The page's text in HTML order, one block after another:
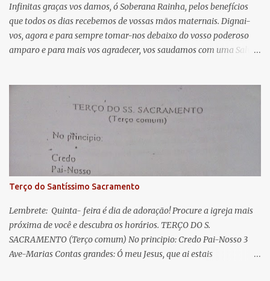
á
r
i
o
Infinitas graças vos damos, ó Soberana Rainha, pelos benefícios
que todos os dias recebemos de vossas mãos maternais. Dignai-
vos, agora e para sempre tomar-nos debaixo do vosso poderoso
amparo e para mais vos agradecer, vos saudamos com uma Salve
lágrimas. Eia, pois, Advogada nossa, estes vossos olhos
misericordiosos a nós volvei, e depois deste desterro, mostrai-nos
Jesus. Bendito é o fruto do vosso ventre, ó clemente, ó piedosa, ó
doce e sempre Virgem Maria. Rogai por nós Santa Mãe de Deus.
Para que sejamos dignos das promessas de Cristo. Amém.
Terço do Santíssimo Sacramento
Lembrete: Quinta- feira é dia de adoração! Procure a igreja mais
próxima de você e descubra os horários. TERÇO DO S.
SACRAMENTO (Terço comum) No principio: Credo Pai-Nosso 3
Ave-Marias Contas grandes: Ó meu Jesus, que ai estais